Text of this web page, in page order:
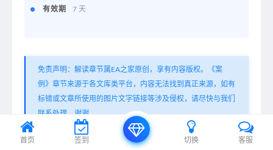
有效期 7 天
免责声明：解读章节属EA之家原创，享有内容版权。《案
例》章节来源于各文库类平台，内容无法找到真正来源，如有
标错或文章所使用的图片文字链接等涉及侵权，请尽快与我们
联系处理，谢谢。
67页PPT | 企业数字化转型的认识（满分资料）
首页
签到 切换 客服